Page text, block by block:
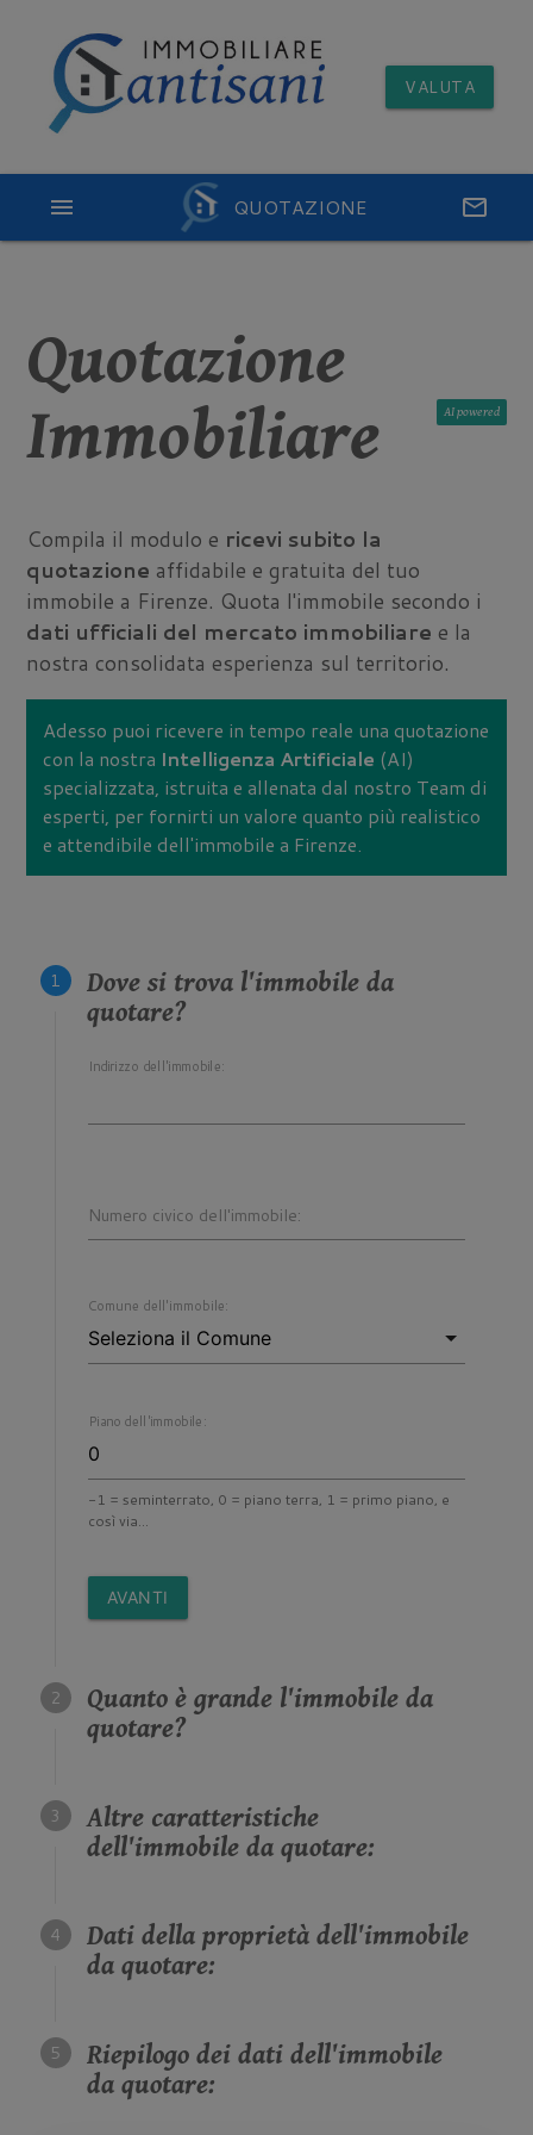
VALUTA
QUOTAZIONE email
menu
Quotazione
Immobiliare
AI
Compila il modulo e ricevi subito la
quotazione affidabile e gratuita del tuo
immobile a Firenze. Quota l'immobile secondo i
dati ufficiali del mercato immobiliare e la
nostra consolidata esperienza sul territorio.
Adesso puoi ricevere in tempo reale una quotazione
con la nostra Intelligenza Artificiale (AI)
specializzata, istruita e allenata dal nostro Team di
esperti, per fornirti un valore quanto più realistico
e attendibile dell'immobile a Firenze.
Dove si trova l'immobile da
quotare?
Indirizzo dell'immobile:
Numero civico dell'immobile:
Comune dell'immobile:
Piano dell'immobile:
-1 = seminterrato, 0 = piano terra, 1 = primo piano, e
così via...
AVANTI
Quanto è grande l'immobile da
quotare?
Altre caratteristiche
dell'immobile da quotare:
Dati della proprietà dell'immobile
da quotare:
Riepilogo dei dati dell'immobile
da quotare: